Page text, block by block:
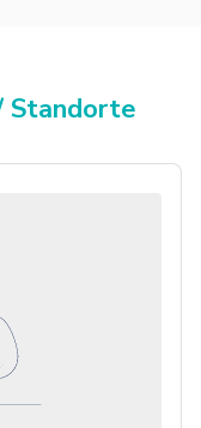
Standorte